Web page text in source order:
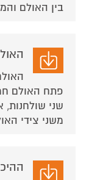
בין האולם
פתח האולם
שני
משני צידי